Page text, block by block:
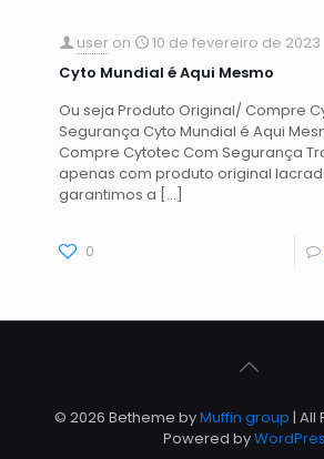
user on
10 de fevereiro de 2023
Cyto Mundial é Aqui Mesmo
Ou seja Produto Original/ Compre
Segurança Cyto Mundial é Aqui
Compre Cytotec Com Segurança
apenas com produto original
garantimos a […]
0
© 2026 Betheme byMuffin group | All
Powered by